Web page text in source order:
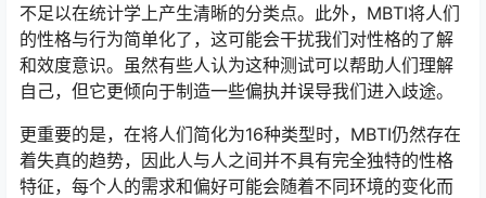
不足以在统计学上产生清晰的分类点。此外，MBTI将人们
的性格与行为简单化了，这可能会干扰我们对性格的了解
和效度意识。虽然有些人认为这种测试可以帮助人们理解
自己，但它更倾向于制造一些偏执并误导我们进入歧途。
更重要的是，在将人们简化为16种类型时，MBTI仍然存在
着失真的趋势，因此人与人之间并不具有完全独特的性格
特征，每个人的需求和偏好可能会随着不同环境的变化而